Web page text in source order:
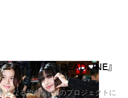
アルバム『DEADLINE』
となる約4年ぶりのプロジェクトに